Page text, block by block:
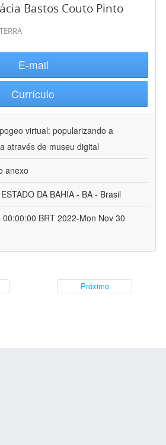
Bastos Couto Pinto
E-mail
Currículo
virtual: popularizando a
através de museu digital
anexo
ESTADO DA BAHIA - BA - Brasil
00:00:00 BRT 2022-Mon Nov 30
Próximo